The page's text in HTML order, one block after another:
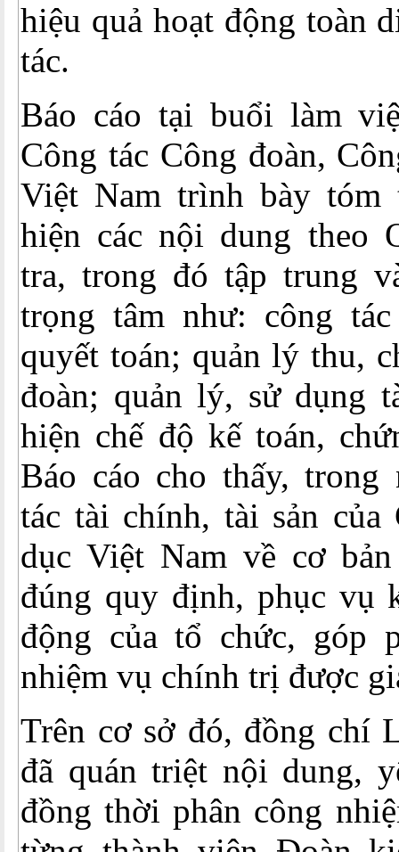
hiệu quả hoạt động toàn
tác.
Báo cáo tại buổi làm
Công tác Công đoàn,
Việt Nam trình bày tóm
hiện các nội dung theo
tra, trong đó tập trung
trọng tâm như: công
quyết toán; quản lý thu,
đoàn; quản lý, sử dụng
hiện chế độ kế toán,
Báo cáo cho thấy, trong
tác tài chính, tài sản của
dục Việt Nam về cơ
đúng quy định, phục vụ
động của tổ chức, góp
nhiệm vụ chính trị được
Trên cơ sở đó, đồng chí
đã quán triệt nội dung,
đồng thời phân công